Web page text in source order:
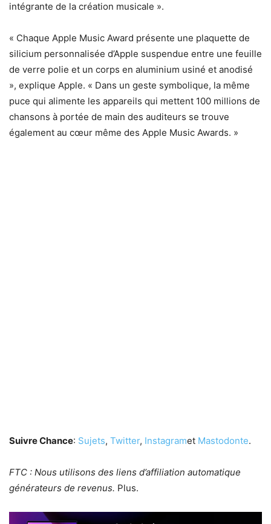
intégrante de la création musicale ».
« Chaque Apple Music Award présente une plaquette de
silicium personnalisée d’Apple suspendue entre une feuille
de verre polie et un corps en aluminium usiné et anodisé
», explique Apple. « Dans un geste symbolique, la même
puce qui alimente les appareils qui mettent 100 millions de
chansons à portée de main des auditeurs se trouve
également au cœur même des Apple Music Awards. »
Suivre Chance: Sujets, Twitter, Instagramet Mastodonte.
FTC : Nous utilisons des liens d’affiliation automatique
générateurs de revenus. Plus.